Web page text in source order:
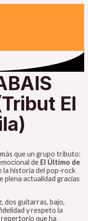
El
que un grupo tributo:
de El Último de
la historia del pop-rock
plena actualidad gracias
dos guitarras, bajo,
y respeto la
repertorio que ha